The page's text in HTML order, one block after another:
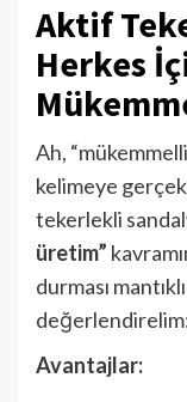
Aktif
Herkes
Ah,
kelimeye
tekerlekli
üretim”
durması
Avantajlar: